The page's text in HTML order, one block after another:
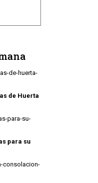
de Huerta
para su